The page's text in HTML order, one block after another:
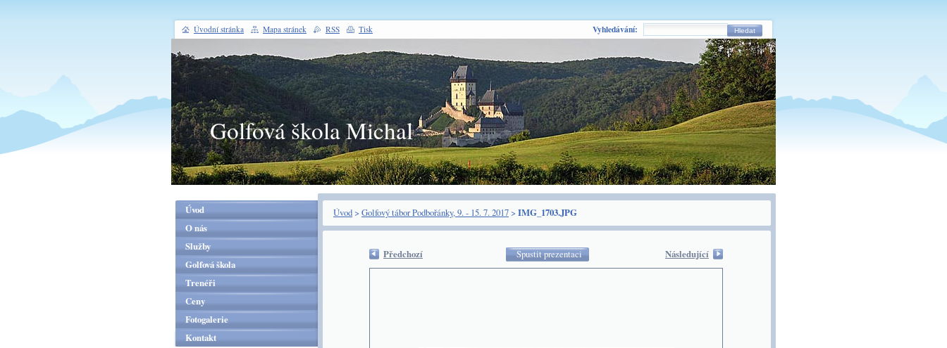
Golfová škola Michal
Úvod> Golfový tábor Podbořánky, 9. - 15. 7. 2017> IMG_1703.JPG
Předchozí Spustit prezentaci Následující
Úvod
O nás
Služby
Golfová škola
Trenéři
Ceny
Fotogalerie
Kontakt
Úvodní stránka Mapa stránek RSS Tisk Vyhledávání: Hledat